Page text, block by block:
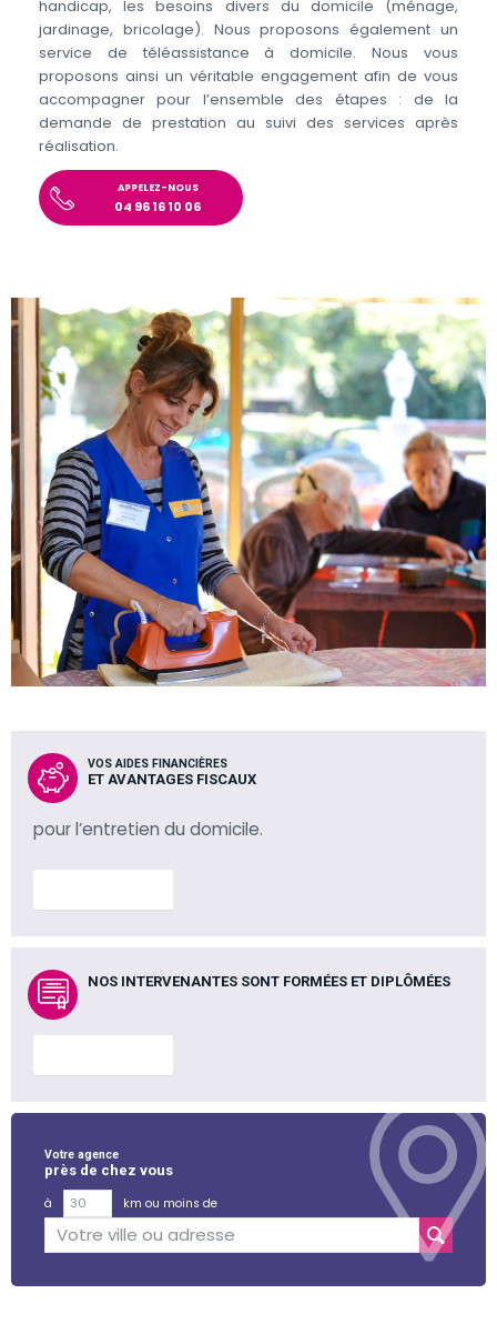
handicap, les besoins divers du domicile (ménage,
jardinage, bricolage). Nous proposons également un
service de téléassistance à domicile. Nous vous
proposons ainsi un véritable engagement afin de vous
accompagner pour l’ensemble des étapes : de la
demande de prestation au suivi des services après
réalisation.
APPELEZ-NOUS
04 96 16 10 06
VOS AIDES FINANCIÈRES
ET AVANTAGES FISCAUX
pour l’entretien du domicile.
NOS INTERVENANTES SONT FORMÉES ET DIPLÔMÉES
Votre agence
près de chez vous
à
km ou moins de